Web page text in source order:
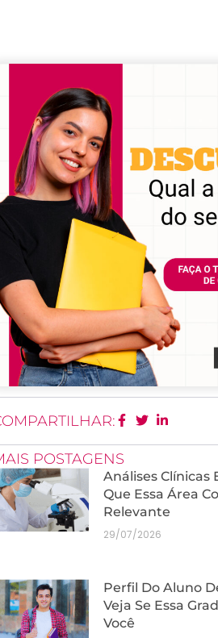
POSTAGENS
Análises Clínicas
Que Essa Área
Relevante
29/07/2026
Perfil Do Aluno
Veja Se Essa
Você